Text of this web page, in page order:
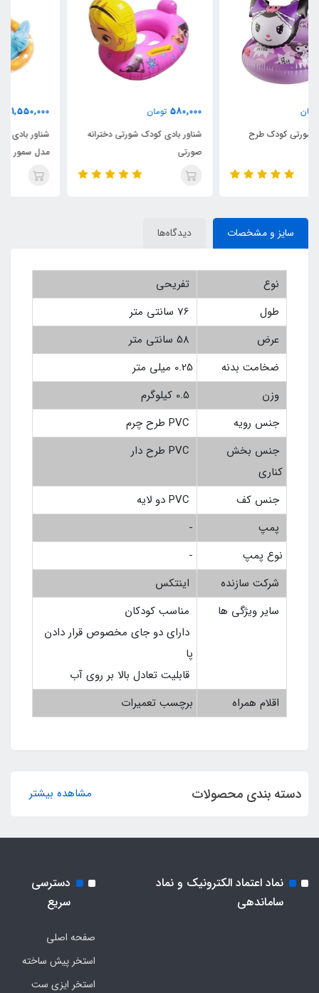
شناور بادی کودک شورتی دخترانه
شناور بادی شورتی جدید کودک
سایز و مشخصات دیدگاه‌ها
نوع
تفریحی
طول
عرض
ضخامت بدنه
0.25 میلی متر
وزن
جنس رویه
جنس بخش
کناری
جنس کف
پمپ
-
نوع پمپ
-
شرکت سازنده
اینتکس
سایر ویژگی ها
مناسب کودکان
دارای دو جای مخصوص قرار دادن
پا
قابلیت تعادل بالا بر روی آب
اقلام همراه
برچسب تعمیرات
دسته بندی محصولات مشاهده بیشتر
نماد اعتماد الکترونیک و نماد
ساماندهی
دسترسی
سریع
صفحه اصلی
استخر پیش ساخته
استخر ایزی ست